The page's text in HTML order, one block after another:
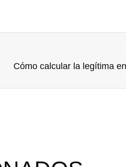
Cómo calcular la legítima